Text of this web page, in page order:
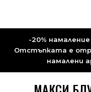
-20% намаление
Отстъпката е
намалени